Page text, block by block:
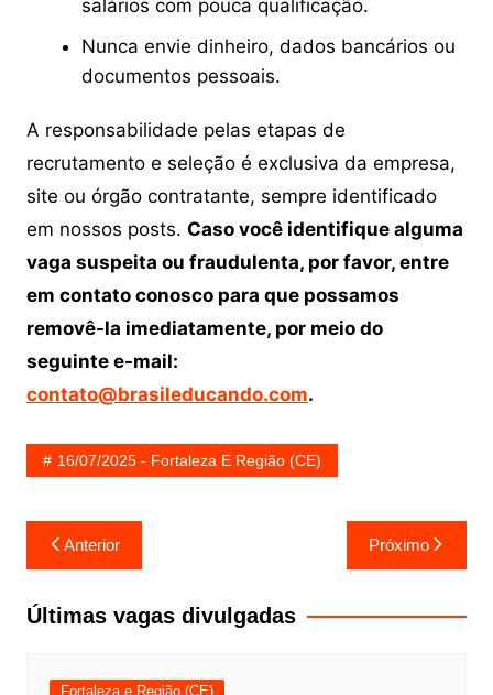
salários com pouca qualificação.
Nunca envie dinheiro, dados bancários ou
documentos pessoais.
A responsabilidade pelas etapas de
recrutamento e seleção é exclusiva da empresa,
site ou órgão contratante, sempre identificado
em nossos posts. Caso você identifique alguma
vaga suspeita ou fraudulenta, por favor, entre
em contato conosco para que possamos
removê-la imediatamente, por meio do
seguinte e-mail:
contato@brasileducando.com.
16/07/2025 - Fortaleza E Região (CE)
Navegação
de
Post
Anterior Próximo
Últimas vagas divulgadas
Fortaleza e Região (CE)